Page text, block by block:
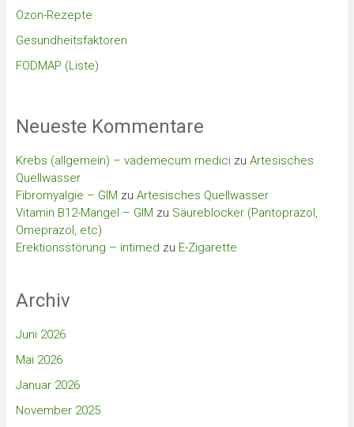
Ozon-Rezepte
Gesundheitsfaktoren
FODMAP (Liste)
Neueste Kommentare
Krebs (allgemein) – vademecum medicizu Artesisches
Quellwasser
Fibromyalgie – GIM zu Artesisches Quellwasser
Vitamin B12-Mangel – GIM zu Säureblocker (Pantoprazol,
Omeprazol, etc)
Erektionsstörung – intimed zu E-Zigarette
Archiv
Juni 2026
Mai 2026
Januar 2026
November 2025